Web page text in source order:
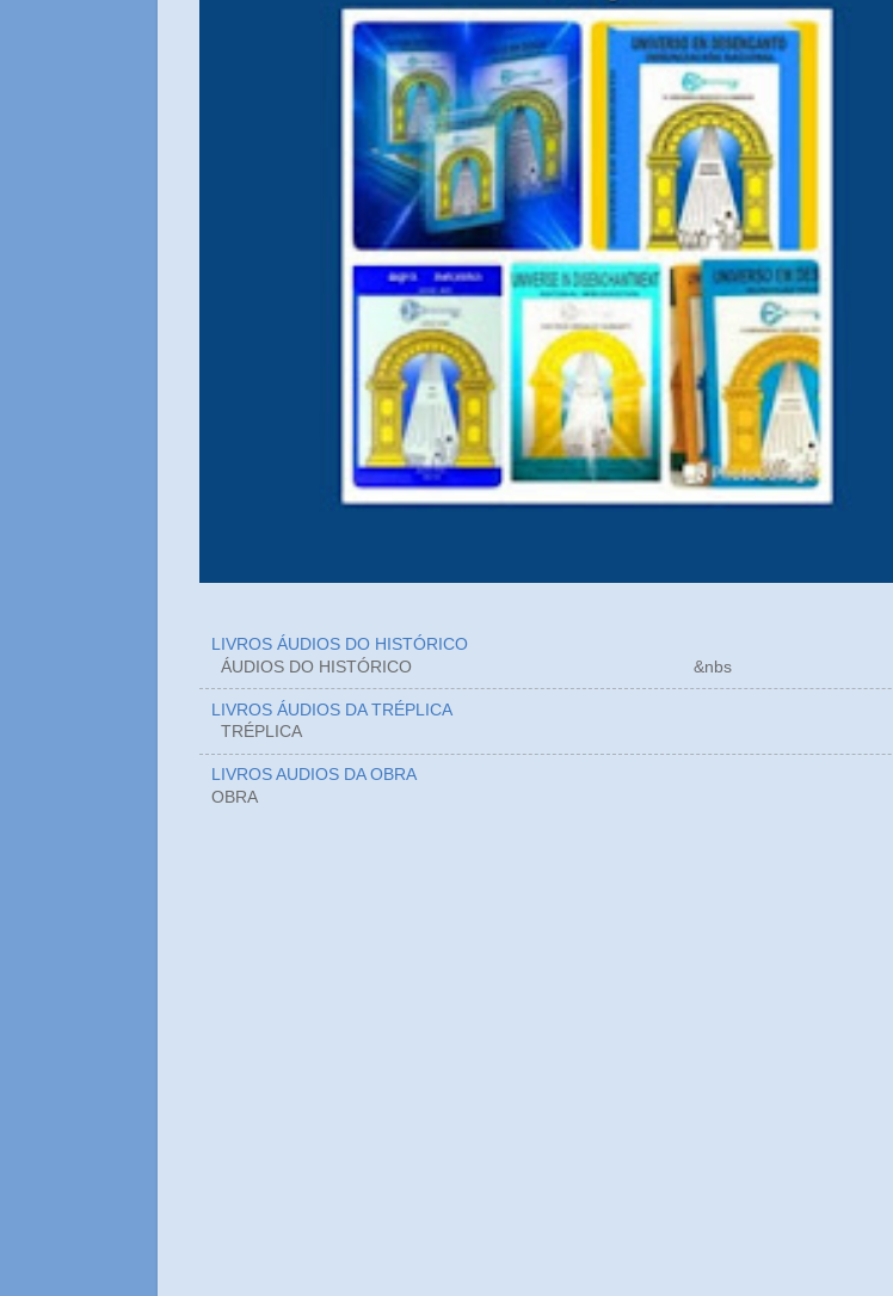
LIVROS ÁUDIOS DO HISTÓRICO
ÁUDIOS DO HISTÓRICO &nbs
LIVROS ÁUDIOS DA TRÉPLICA
TRÉPLICA
LIVROS AUDIOS DA OBRA
OBRA